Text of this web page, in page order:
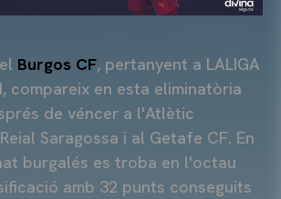
Burgos CF, pertanyent a LALIGA
compareix en esta eliminatòria
de véncer a l'Atlètic
Saragossa i al Getafe CF. En
burgalés es troba en l'octau
amb 32 punts conseguits